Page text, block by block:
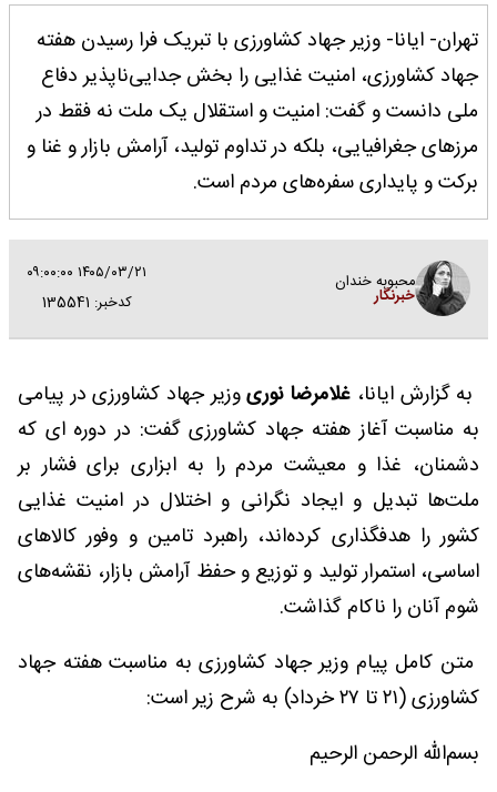
تهران- ایانا- وزیر جهاد کشاورزی با تبریک فرا رسیدن هفته
جهاد کشاورزی، امنیت غذایی را بخش جدایی‌ناپذیر دفاع
ملی دانست و گفت: امنیت و استقلال یک ملت نه فقط در
مرزهای جغرافیایی، بلکه در تداوم تولید، آرامش بازار و غنا و
برکت و پایداری سفره‌های مردم است.
محبوبه خندان
خبرنگار
۱۴۰۵/۰۳/۲۱ ۰۹:۰۰:۰۰
کدخبر: 135541
به گزارش ایانا، غلامرضا نوریوزیر جهاد کشاورزی در پیامی
به مناسبت آغاز هفته جهاد کشاورزی گفت: در دوره ای که
دشمنان، غذا و معیشت مردم را به ابزاری برای فشار بر
ملت‌ها تبدیل و ایجاد نگرانی و اختلال در امنیت غذایی
کشور را هدفگذاری کرده‌اند، راهبرد تامین و وفور کالاهای
اساسی، استمرار تولید و توزیع و حفظ آرامش بازار، نقشه‌های
شوم آنان را ناکام گذاشت.
متن کامل پیام وزیر جهاد کشاورزی به مناسبت هفته جهاد
کشاورزی (۲۱ تا ۲۷ خرداد) به شرح زیر است:
بسم‌الله الرحمن الرحیم